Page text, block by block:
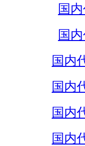
国
国
国内
国内
国内
国内